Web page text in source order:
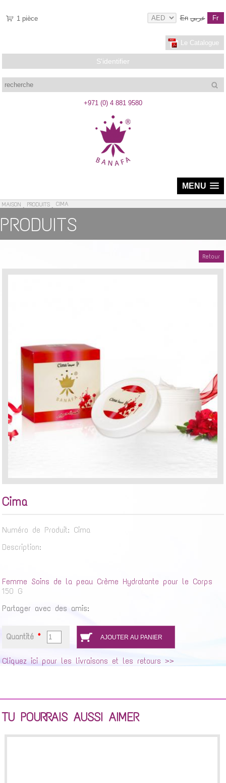
En عربي Fr
1 pièce
Le Catalogue
S'identifier
+971 (0) 4 881 9580
MENU
MAISON PRODUITS CIMA
PRODUITS
Retour
Cima
Numéro de Produit: Cima
Description:
Femme Soins de la peau Crème Hydratante pour le Corps
150 G
Partager avec des amis:
Quantité*
Cliquez ici pour les livraisons et les retours >>
TU POURRAIS AUSSI AIMER